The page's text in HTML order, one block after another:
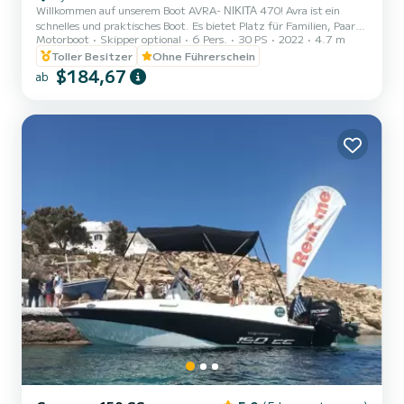
Willkommen auf unserem Boot AVRA- ΝΙΚΙΤΑ 470! Avra ist ein
schnelles und praktisches Boot. Es bietet Platz für Familien, Paare
und Freunde. Sie haben die Möglichkeit, alle schönen und
versteckten Strände rund um Paros zu sehen. Wir freuen uns, Sie
auf unserem Boot begrüßen zu dürfen!
Motorboot Skipper optional 6 Pers. 30 PS 2022
4.7 m
Toller Besitzer
Ohne Führerschein
ab $184,67